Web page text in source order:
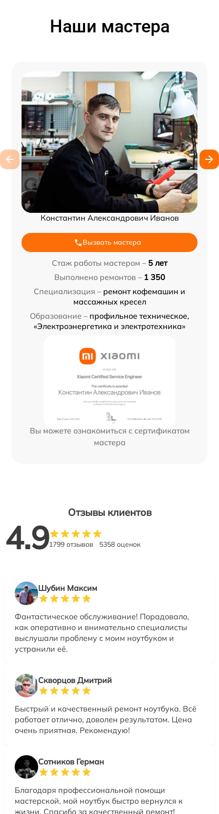
Наши мастера
Константин Александрович Иванов
Вызвать мастера
Стаж работы мастером – 5 лет
Выполнено ремонтов – 1 350
Специализация – ремонт кофемашин и
массажных кресел
Образование – профильное техническое,
«Электроэнергетика и электротехника»
Вы можете ознакомиться с сертификатом
мастера
Отзывы клиентов
4.91799 отзывов 5358 оценок
Шубин Максим
Фантастическое обслуживание! Порадовало,
как оперативно и внимательно специалисты
выслушали проблему с моим ноутбуком и
устранили её.
Скворцов Дмитрий
Быстрый и качественный ремонт ноутбука. Всё
работает отлично, доволен результатом. Цена
очень приятная. Рекомендую!
Сотников Герман
Благодаря профессиональной помощи
мастерской, мой ноутбук быстро вернулся к
жизни. Спасибо за качественный ремонт!